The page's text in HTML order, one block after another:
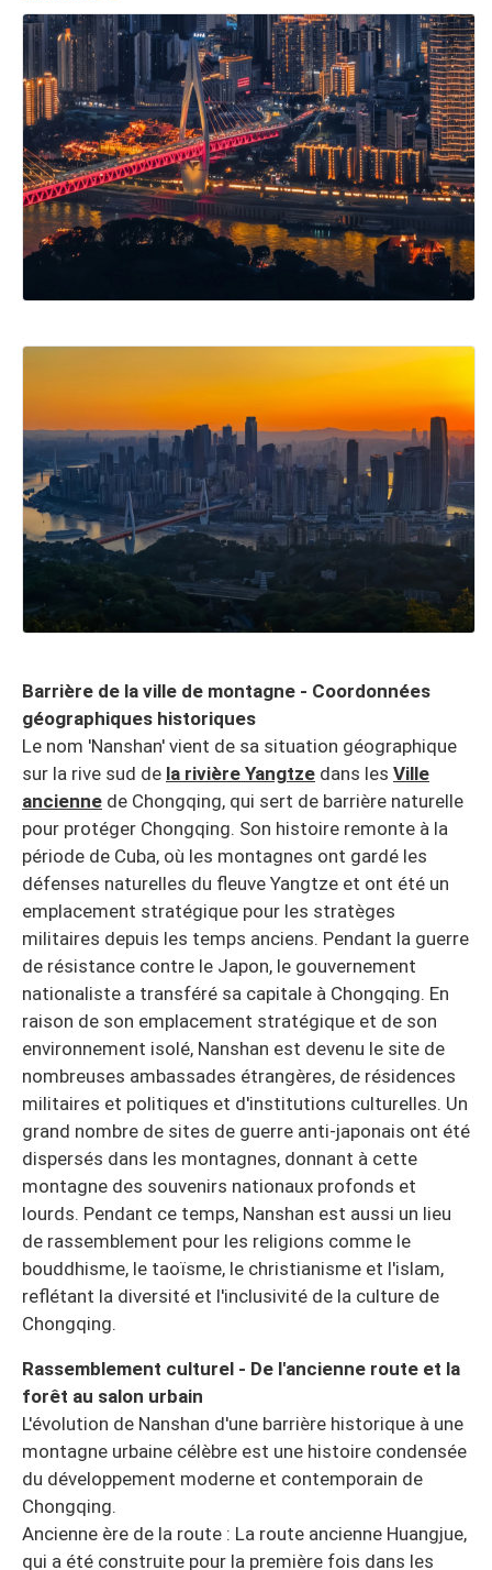
Barrière de la ville de montagne - Coordonnées
géographiques historiques
Le nom 'Nanshan' vient de sa situation géographique
sur la rive sud de la rivière Yangtze dans les Ville
ancienne de Chongqing, qui sert de barrière naturelle
pour protéger Chongqing. Son histoire remonte à la
période de Cuba, où les montagnes ont gardé les
défenses naturelles du fleuve Yangtze et ont été un
emplacement stratégique pour les stratèges
militaires depuis les temps anciens. Pendant la guerre
de résistance contre le Japon, le gouvernement
nationaliste a transféré sa capitale à Chongqing. En
raison de son emplacement stratégique et de son
environnement isolé, Nanshan est devenu le site de
nombreuses ambassades étrangères, de résidences
militaires et politiques et d'institutions culturelles. Un
grand nombre de sites de guerre anti-japonais ont été
dispersés dans les montagnes, donnant à cette
montagne des souvenirs nationaux profonds et
lourds. Pendant ce temps, Nanshan est aussi un lieu
de rassemblement pour les religions comme le
bouddhisme, le taoïsme, le christianisme et l'islam,
reflétant la diversité et l'inclusivité de la culture de
Chongqing.
Rassemblement culturel - De l'ancienne route et la
forêt au salon urbain
L'évolution de Nanshan d'une barrière historique à une
montagne urbaine célèbre est une histoire condensée
du développement moderne et contemporain de
Chongqing.
Ancienne ère de la route : La route ancienne Huangjue,
qui a été construite pour la première fois dans les